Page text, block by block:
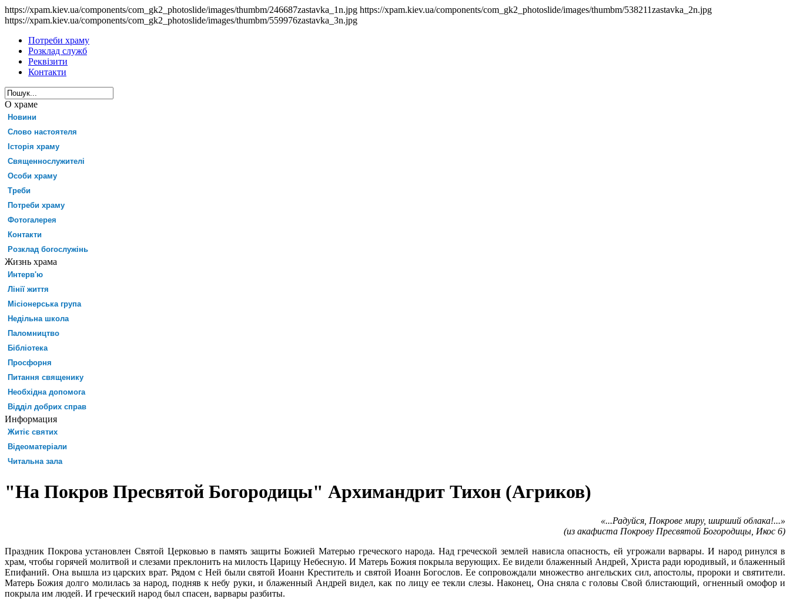
https://xpam.kiev.ua/components/com_gk2_photoslide/images/thumbm/246687zastavka_1n.jpg https://xpam.kiev.ua/components/com_gk2_photoslide/images/thumbm/538211zastavka_2n.jpg
https://xpam.kiev.ua/components/com_gk2_photoslide/images/thumbm/559976zastavka_3n.jpg
Потреби храму
Розклад служб
Реквізити
Контакти
О храме
Новини
Слово настоятеля
Історія храму
Священнослужителі
Особи храму
Треби
Потреби храму
Фотогалерея
Контакти
Розклад богослужінь
Жизнь храма
Интерв'ю
Лінії життя
Місіонерська група
Недільна школа
Паломництво
Бібліотека
Просфорня
Питання священику
Необхідна допомога
Відділ добрих справ
Информация
Житіє святих
Відеоматеріали
Читальна зала
"На Покров Пресвятой Богородицы" Архимандрит Тихон (Агриков)
«...Радуйся, Покрове миру, ширший облака!...»
(из акафиста Покрову Пресвятой Богородицы, Икос 6)
Праздник Покрова установлен Святой Церковью в память защиты Божией Матерью греческого народа. Над греческой землей нависла опасность, ей угрожали варвары. И народ ринулся в
храм, чтобы горячей молитвой и слезами преклонить на милость Царицу Небесную. И Матерь Божия покрыла верующих. Ее видели блаженный Андрей, Христа ради юродивый, и блаженный
Епифаний. Она вышла из царских врат. Рядом с Ней были святой Иоанн Креститель и святой Иоанн Богослов. Ее сопровождали множество ангельских сил, апостолы, пророки и святители.
Матерь Божия долго молилась за народ, подняв к небу руки, и блаженный Андрей видел, как по лицу ее текли слезы. Наконец, Она сняла с головы Свой блистающий, огненный омофор и
покрыла им людей. И греческий народ был спасен, варвары разбиты.